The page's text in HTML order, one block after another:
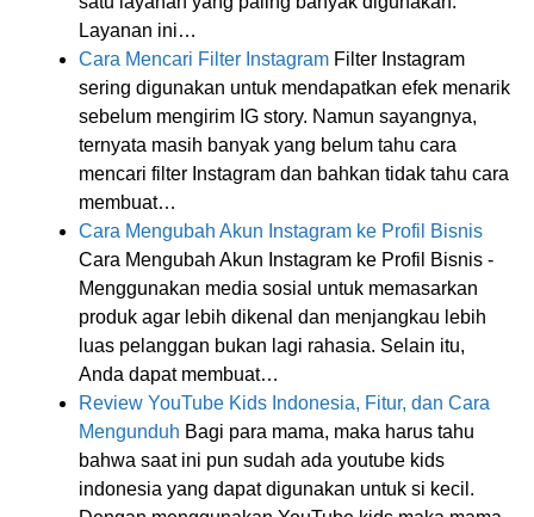
Layanan ini…
Cara Mencari Filter Instagram Filter Instagram
sering digunakan untuk mendapatkan efek menarik
sebelum mengirim IG story. Namun sayangnya,
ternyata masih banyak yang belum tahu cara
mencari filter Instagram dan bahkan tidak tahu cara
membuat…
Cara Mengubah Akun Instagram ke Profil Bisnis
Cara Mengubah Akun Instagram ke Profil Bisnis -
Menggunakan media sosial untuk memasarkan
produk agar lebih dikenal dan menjangkau lebih
luas pelanggan bukan lagi rahasia. Selain itu,
Anda dapat membuat…
Review YouTube Kids Indonesia, Fitur, dan Cara
Mengunduh Bagi para mama, maka harus tahu
bahwa saat ini pun sudah ada youtube kids
indonesia yang dapat digunakan untuk si kecil.